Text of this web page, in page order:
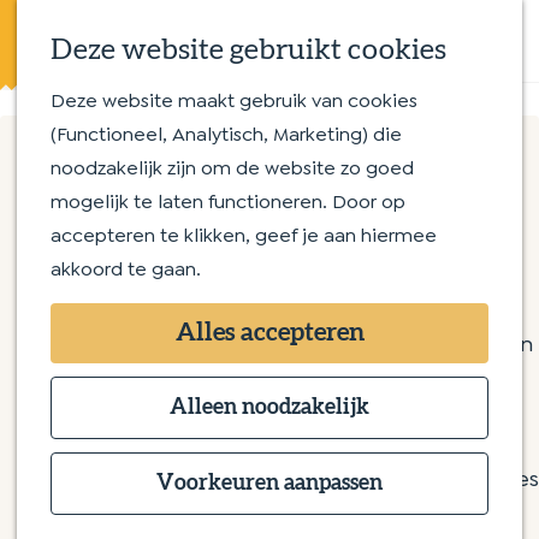
Deze website gebruikt cookies
Deze website maakt gebruik van cookies
(Functioneel, Analytisch, Marketing) die
noodzakelijk zijn om de website zo goed
mogelijk te laten functioneren. Door op
accepteren te klikken, geef je aan hiermee
akkoord te gaan.
Alles accepteren
Alleen noodzakelijk
Voorkeuren aanpassen
K
a
a
r
t
Z
o
e
k
e
n
M
e
n
u
Op en aan het water
Met kinderen
Routes
Wandelroutes
Fietsroutes
Overnachten
Bijzonder overnachten
Bed & Breakfast
Hotel
Camping
Groepsaccommodaties
Paradijs van Nu
Kleine Molenstraat 8
5271TC Sint-Michielsgestel
a
r
P
a
a
r
E-mailn
a
a
Websitev